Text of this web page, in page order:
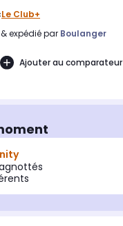
Le Club+
expédié par Boulanger
Ajouter au comparateur